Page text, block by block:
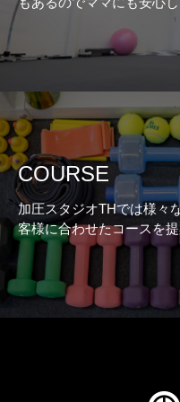
COURSE
加圧スタジオTHでは様々
客様に合わせたコースを